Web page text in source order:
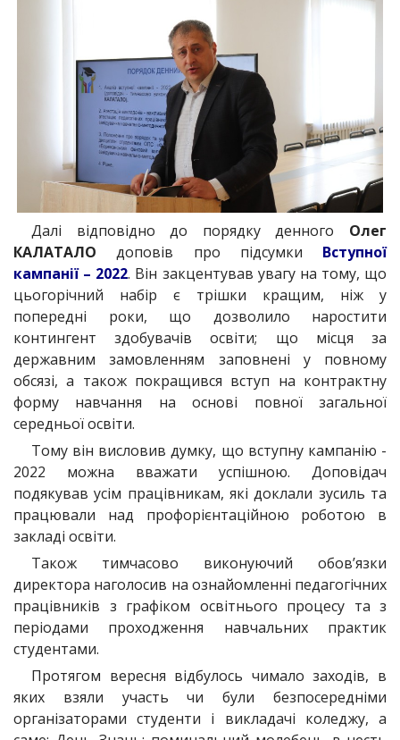
Далі відповідно до порядку денного Олег
КАЛАТАЛО доповів про підсумки Вступної
кампанії – 2022. Він закцентував увагу на тому, що
цьогорічний набір є трішки кращим, ніж у
попередні роки, що дозволило наростити
контингент здобувачів освіти; що місця за
державним замовленням заповнені у повному
обсязі, а також покращився вступ на контрактну
форму навчання на основі повної загальної
середньої освіти.
Тому він висловив думку, що вступну кампанію -
2022 можна вважати успішною. Доповідач
подякував усім працівникам, які доклали зусиль та
працювали над профорієнтаційною роботою в
закладі освіти.
Також тимчасово виконуючий обов’язки
директора наголосив на ознайомленні педагогічних
працівників з графіком освітнього процесу та з
періодами проходження навчальних практик
студентами.
Протягом вересня відбулось чимало заходів, в
яких взяли участь чи були безпосередніми
організаторами студенти і викладачі коледжу, а